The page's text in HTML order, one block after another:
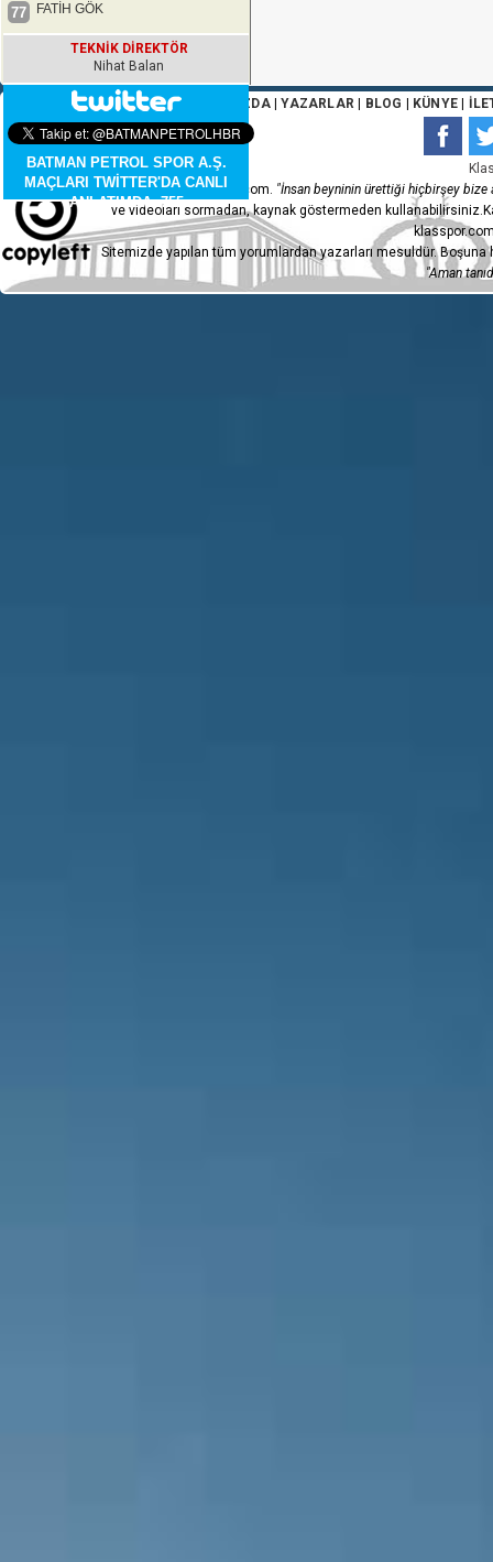
77 FATİH GÖK
TEKNİK DİREKTÖR
Nihat Balan
BATMAN PETROL SPOR A.Ş.
MAÇLARI TWİTTER'DA CANLI
ANLATIMDA. 755
ANA SAYFA| HAKKIMIZDA|YAZARLAR BLOG KÜNYE|
Copyleft 2015 - klasspor.com. "İnsan beyninin ürettiği hiçbirşey bize
ve videoları sormadan, kaynak göstermeden
Sitemizde yapılan tüm yorumlardan yazarları mesuldür.
"Aman